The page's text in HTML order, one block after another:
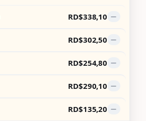
RD$338,10 —
RD$302,50 —
RD$254,80 —
RD$290,10 —
RD$135,20 —